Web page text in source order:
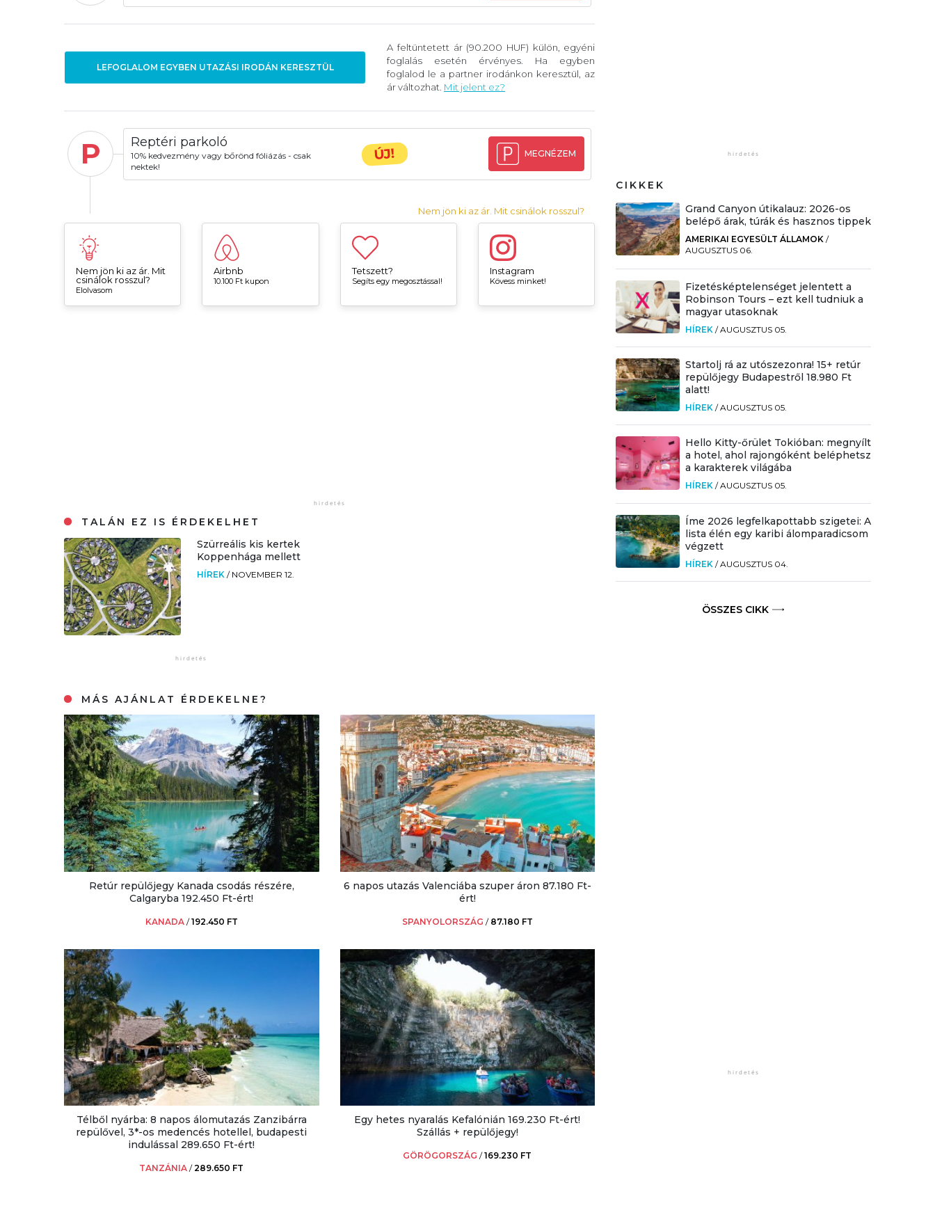
LEFOGLALOM EGYBEN UTAZÁSI IRODÁN KERESZTÜL
A feltüntetett ár (90.200 HUF) külön, egyéni
foglalás esetén érvényes. Ha egyben
foglalod le a partner irodánkon keresztül, az
ár változhat. Mit jelent ez?
P Reptéri parkoló
10% kedvezmény vagy bőrönd fóliázás - csak
nektek!
ÚJ! MEGNÉZEM
Nem jön ki az ár. Mit csinálok rosszul?
Nem jön ki az ár. Mit
csinálok rosszul?
Elolvasom
Airbnb
10.100 Ft kupon
Tetszett?
Segíts egy megosztással!
Instagram
Kövess minket!
TALÁN EZ IS ÉRDEKELHET
Szürreális kis kertek
Koppenhága mellett
HÍREK/ NOVEMBER 12.
MÁS AJÁNLAT ÉRDEKELNE?
Retúr repülőjegy Kanada csodás részére,
Calgaryba 192.450 Ft-ért!
KANADA /192.450 FT
6 napos utazás Valenciába szuper áron 87.180 Ft-
ért!
SPANYOLORSZÁG / 87.180 FT
Télből nyárba: 8 napos álomutazás Zanzibárra
repülővel, 3*-os medencés hotellel, budapesti
indulással 289.650 Ft-ért!
TANZÁNIA /289.650 FT
Egy hetes nyaralás Kefalónián 169.230 Ft-ért!
Szállás + repülőjegy!
GÖRÖGORSZÁG /169.230 FT
CIKKEK
Grand Canyon útikalauz: 2026-os
belépő árak, túrák és hasznos tippek
AMERIKAI EGYESÜLT ÁLLAMOK /
AUGUSZTUS 06.
Fizetésképtelenséget jelentett a
Robinson Tours – ezt kell tudniuk a
magyar utasoknak
HÍREK /AUGUSZTUS 05.
Startolj rá az utószezonra! 15+ retúr
repülőjegy Budapestről 18.980 Ft
alatt!
HÍREK /AUGUSZTUS 05.
Hello Kitty-őrület Tokióban: megnyílt
a hotel, ahol rajongóként beléphetsz
a karakterek világába
HÍREK /AUGUSZTUS 05.
Íme 2026 legfelkapottabb szigetei: A
lista élén egy karibi álomparadicsom
végzett
HÍREK /AUGUSZTUS 04.
ÖSSZES CIKK